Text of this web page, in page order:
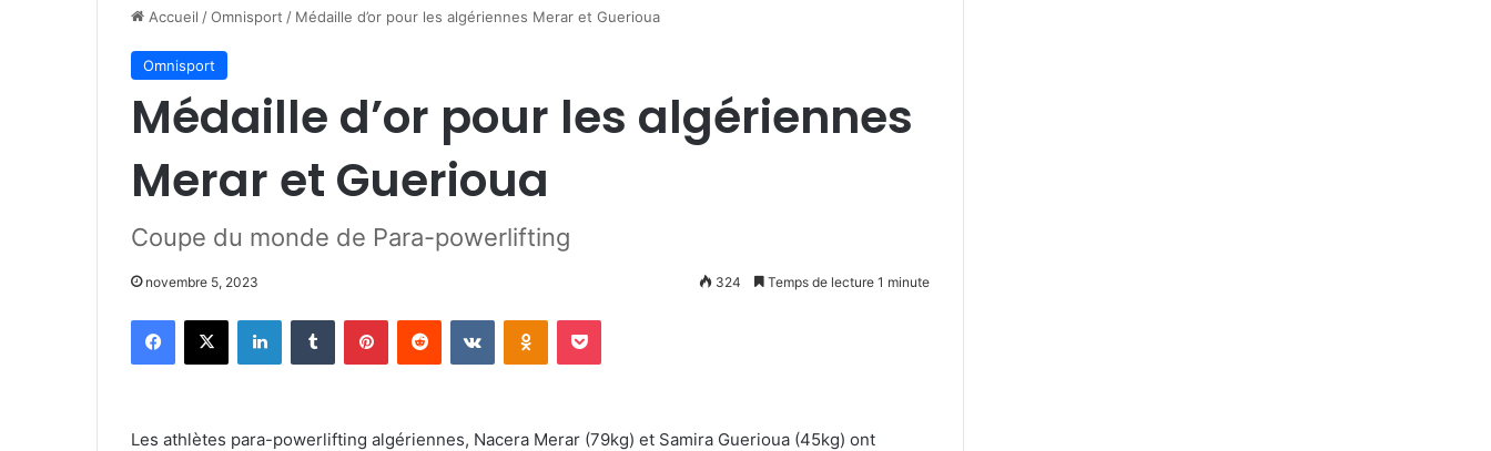
Accueil /Omnisport / Médaille d’or pour les algériennes Merar et Guerioua
Omnisport
Médaille d’or pour les algériennes
Merar et Guerioua
Coupe du monde de Para-powerlifting
novembre 5, 2023 324 Temps de lecture 1 minute
Facebook
X LinkedinTumblr PinterestReddit VKontakteOdnoklassniki
Pocket
Les athlètes para-powerlifting algériennes, Nacera Merar (79kg) et Samira Guerioua (45kg) ont